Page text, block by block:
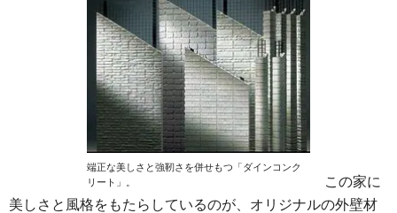
端正な美しさと強靭さを併せもつ「ダインコンク
リート」。
この家に
美しさと風格をもたらしているのが、オリジナルの外壁材